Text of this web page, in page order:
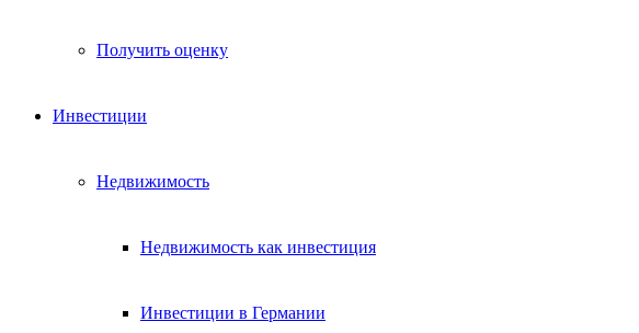
Получить оценку
Инвестиции
Недвижимость
Недвижимость как инвестиция
Инвестиции в Германии